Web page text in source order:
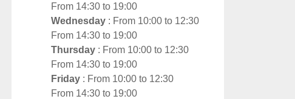
From 14:30 to 19:00
Wednesday : From 10:00 to 12:30
From 14:30 to 19:00
Thursday : From 10:00 to 12:30
From 14:30 to 19:00
Friday : From 10:00 to 12:30
From 14:30 to 19:00